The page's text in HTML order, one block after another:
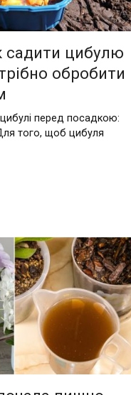
садити цибулю
обробити
перед посадкою:
того, щоб цибуля